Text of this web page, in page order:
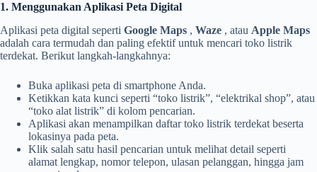
1. Menggunakan Aplikasi Peta Digital
Aplikasi peta digital seperti Google Maps , Waze , atau Apple Maps
adalah cara termudah dan paling efektif untuk mencari toko listrik
terdekat. Berikut langkah-langkahnya:
Buka aplikasi peta di smartphone Anda.
Ketikkan kata kunci seperti “toko listrik”, “elektrikal shop”, atau
“toko alat listrik” di kolom pencarian.
Aplikasi akan menampilkan daftar toko listrik terdekat beserta
lokasinya pada peta.
Klik salah satu hasil pencarian untuk melihat detail seperti
alamat lengkap, nomor telepon, ulasan pelanggan, hingga jam